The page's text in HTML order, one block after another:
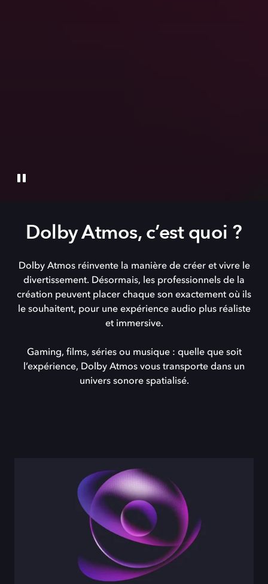
Dolby Atmos, c’est quoi ?
Dolby Atmos réinvente la manière de créer et vivre le
divertissement. Désormais, les professionnels de la
création peuvent placer chaque son exactement où ils
le souhaitent, pour une expérience audio plus réaliste
et immersive.
Gaming, films, séries ou musique : quelle que soit
l’expérience, Dolby Atmos vous transporte dans un
univers sonore spatialisé.